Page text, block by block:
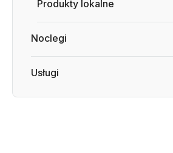
Produkty lokalne
Noclegi
Usługi